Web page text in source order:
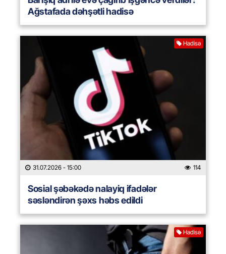
Ağstafada dəhşətli hadisə
Hadisə
31.07.2026 - 15:00 114
Sosial şəbəkədə nalayiq ifadələr
səsləndirən şəxs həbs edildi
Hadisə